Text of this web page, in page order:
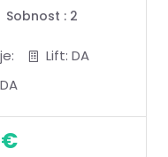
Sobnost : 2
Lift: DA
€